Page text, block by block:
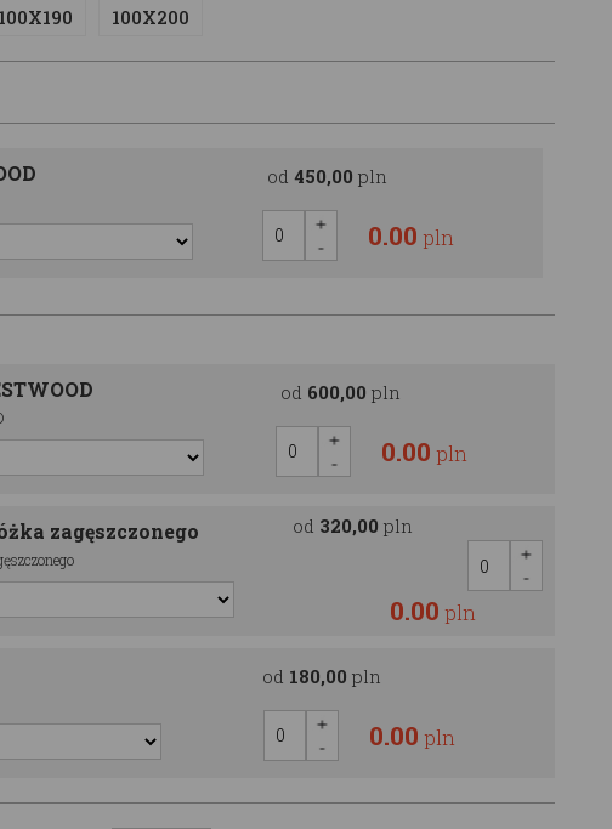
100X190 100X200
od450,00 pln
0.00 pln
od 600,00 pln
0.00 pln
zagęszczonego od 320,00 pln
0.00 pln
od 180,00 pln
0.00 pln